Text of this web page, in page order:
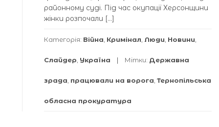
районному суді. Під час окупації Херсонщини
жінки розпочали […]
Категорія: Війна Кримінал Люди Новини
Слайдер Україна Мітки: Державна
зрада працювали на ворога Тернопільська
обласна прокуратура